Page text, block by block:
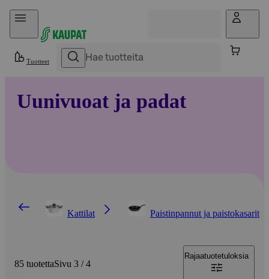
Hyppää sisältöön
Tuotteet
Uunivuoat ja padat
Kattilat Paistinpannut ja paistokasarit
85 tuotettaSivu 3 / 4
Rajaatuotetuloksia